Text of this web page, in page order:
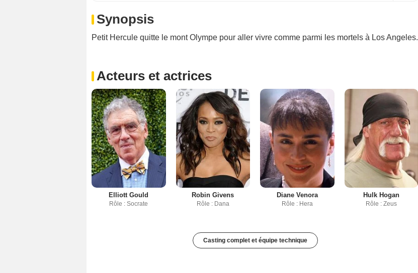
Synopsis
Petit Hercule quitte le mont Olympe pour aller vivre comme parmi les mortels à Los Angeles.
Acteurs et actrices
Elliott Gould
Rôle : Socrate
Robin Givens
Rôle : Dana
Diane Venora
Rôle : Hera
Hulk Hogan
Rôle : Zeus
Casting complet et équipe technique